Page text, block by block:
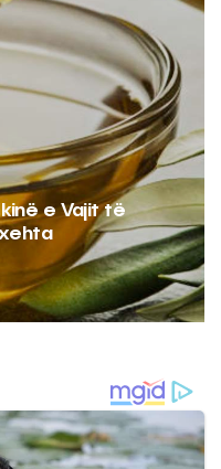
e Vajit të